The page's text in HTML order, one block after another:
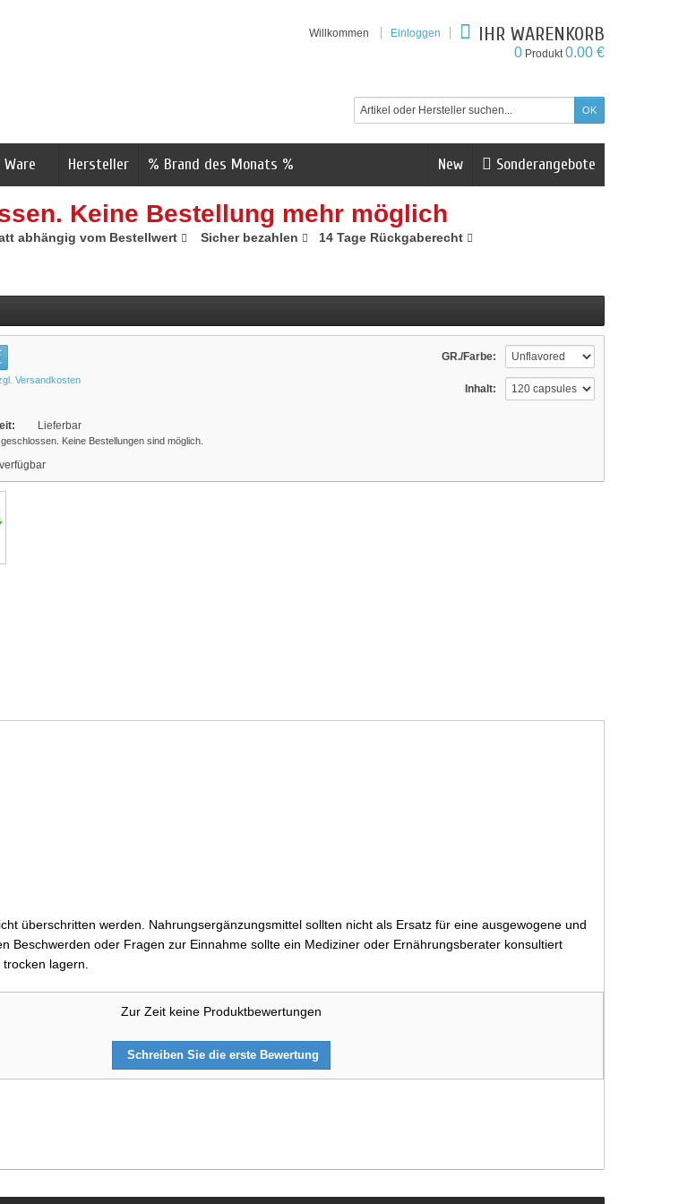
Willkommen Einloggen IHR WARENKORB
0 Produkt0.00 €
Sonderangebote
New
Ware Hersteller % Brand des Monats %
Keine Bestellung mehr möglich
abhängig vom Bestellwert Sicher bezahlen 14 Tage Rückgaberecht
GR./Farbe:
Inhalt:
Versandkosten
Lieferbar
Keine Bestellungen sind möglich.
überschritten werden. Nahrungsergänzungsmittel sollten nicht als Ersatz für eine ausgewogene und
Beschwerden oder Fragen zur Einnahme sollte ein Mediziner oder Ernährungsberater konsultiert
lagern.
Zur Zeit keine Produktbewertungen
Schreiben Sie die erste Bewertung